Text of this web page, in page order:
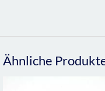
Ähnliche